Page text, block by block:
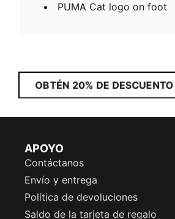
PUMA Cat logo on foot
OBTÉN 20% DE DESCUENTO
APOYO
Contáctanos
Envío y entrega
Política de devoluciones
Saldo de la tarjeta de regalo